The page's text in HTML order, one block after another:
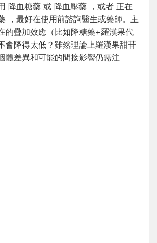
降血糖藥 或 降血壓藥 ，或者 正在
，最好在使用前諮詢醫生或藥師。主
的疊加效應（比如降糖藥+羅漢果代
會降得太低？雖然理論上羅漢果甜苷
體差異和可能的間接影響仍需注